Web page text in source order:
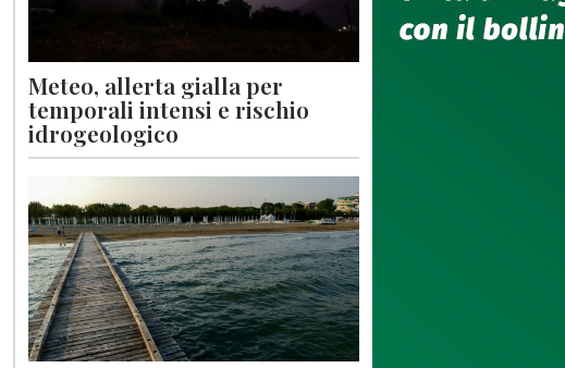
Meteo, allerta gialla per
temporali intensi e rischio
idrogeologico